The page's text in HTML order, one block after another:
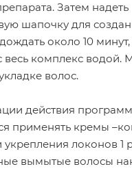
Затем надеть
шапочку для
около 10 минут,
весь комплекс водой.
волос.
действия
применять кремы
локонов 1
вымытые волосы